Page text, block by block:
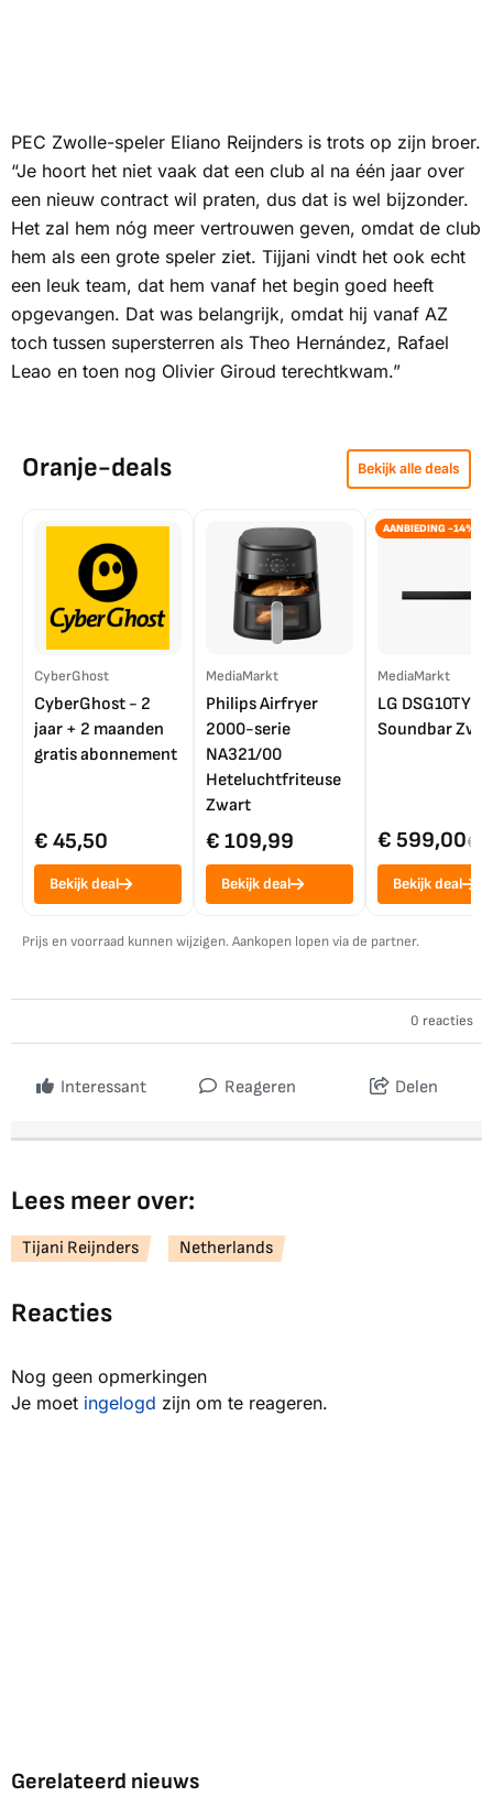
PEC Zwolle-speler Eliano Reijnders is trots op zijn broer.
“Je hoort het niet vaak dat een club al na één jaar over
een nieuw contract wil praten, dus dat is wel bijzonder.
Het zal hem nóg meer vertrouwen geven, omdat de club
hem als een grote speler ziet. Tijjani vindt het ook echt
een leuk team, dat hem vanaf het begin goed heeft
opgevangen. Dat was belangrijk, omdat hij vanaf AZ
toch tussen supersterren als Theo Hernández, Rafael
Leao en toen nog Olivier Giroud terechtkwam.”
Oranje-deals Bekijk alle deals
CyberGhost
CyberGhost - 2
jaar + 2 maanden
gratis abonnement
€ 45,50
Bekijk deal
MediaMarkt
Philips Airfryer
2000-serie
NA321/00
Heteluchtfriteuse
Zwart
€ 109,99
Bekijk deal
AANBIEDING -14%
MediaMarkt
LG DSG10TY
Soundbar
€ 599,00€
Bekijk deal
Prijs en voorraad kunnen wijzigen. Aankopen lopen via de partner.
0 reacties
Interessant Reageren Delen
Lees meer over:
Tijani Reijnders Netherlands
Reacties
Nog geen opmerkingen
Je moet ingelogd zijn om te reageren.
Gerelateerd nieuws